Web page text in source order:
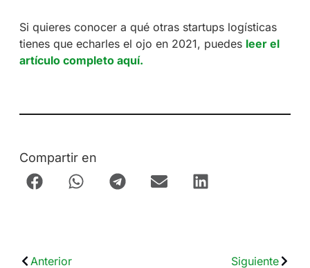
Si quieres conocer a qué otras startups logísticas
tienes que echarles el ojo en 2021, puedes leer el
artículo completo aquí.
Compartir en
Anterior Siguiente